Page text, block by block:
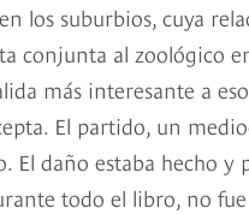
los suburbios, cuya
conjunta al zoológico
más interesante a
El partido, un
El daño estaba hecho y
todo el libro, no